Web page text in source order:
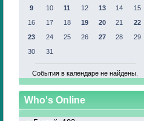
9
10 11 12 13 14
15
16
17 18 19 20 21
22
23
24 25 26 27 28
29
30
31
События в календаре не найдены.
Who's Online